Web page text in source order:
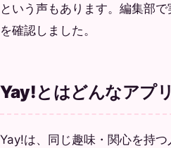
という声もあります。編集部
を確認しました。
Yay!とはどんなアプ
Yay!は、同じ趣味・関心を持